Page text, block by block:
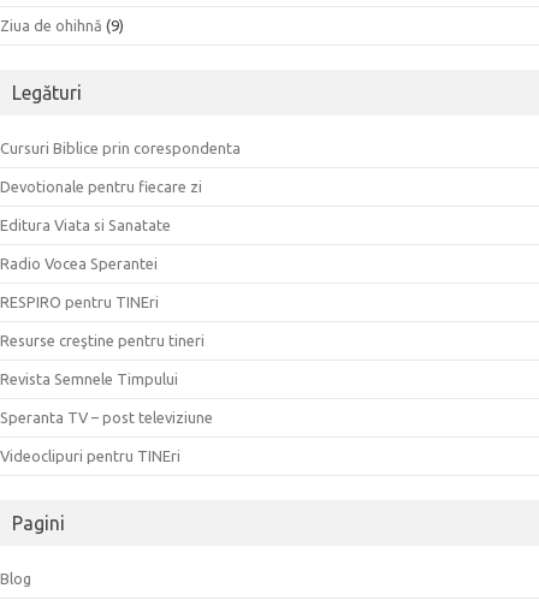
Ziua de ohihnă (9)
Legături
Cursuri Biblice prin corespondenta
Devotionale pentru fiecare zi
Editura Viata si Sanatate
Radio Vocea Sperantei
RESPIRO pentru TINEri
Resurse creştine pentru tineri
Revista Semnele Timpului
Speranta TV – post televiziune
Videoclipuri pentru TINEri
Pagini
Blog